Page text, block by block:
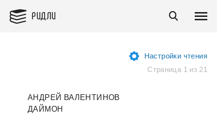
РИДЛИ
Настройки чтения
Страница 1 из 21
АНДРЕЙ ВАЛЕНТИНОВ
ДАЙМОН